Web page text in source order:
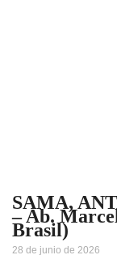
SAMA,
– Ab.
Brasil)
28 de junio de 2026